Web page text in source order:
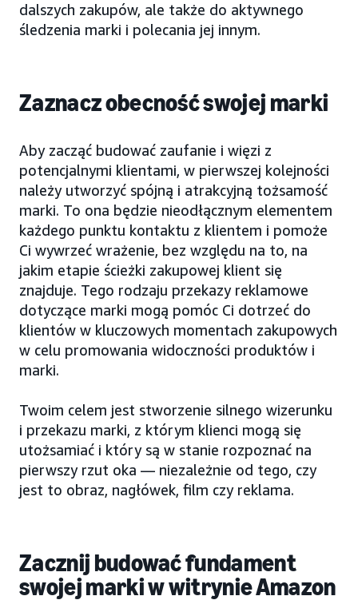
dalszych zakupów, ale także do aktywnego
śledzenia marki i polecania jej innym.
Zaznacz obecność swojej marki
Aby zacząć budować zaufanie i więzi z
potencjalnymi klientami, w pierwszej kolejności
należy utworzyć spójną i atrakcyjną tożsamość
marki. To ona będzie nieodłącznym elementem
każdego punktu kontaktu z klientem i pomoże
Ci wywrzeć wrażenie, bez względu na to, na
jakim etapie ścieżki zakupowej klient się
znajduje. Tego rodzaju przekazy reklamowe
dotyczące marki mogą pomóc Ci dotrzeć do
klientów w kluczowych momentach zakupowych
w celu promowania widoczności produktów i
marki.
Twoim celem jest stworzenie silnego wizerunku
i przekazu marki, z którym klienci mogą się
utożsamiać i który są w stanie rozpoznać na
pierwszy rzut oka — niezależnie od tego, czy
jest to obraz, nagłówek, film czy reklama.
Zacznij budować fundament
swojej marki w witrynie Amazon